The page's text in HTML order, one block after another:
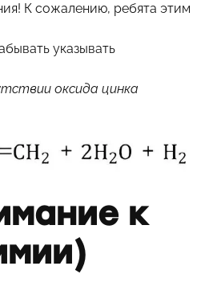
К сожалению, ребята этим
указывать
оксида цинка
к